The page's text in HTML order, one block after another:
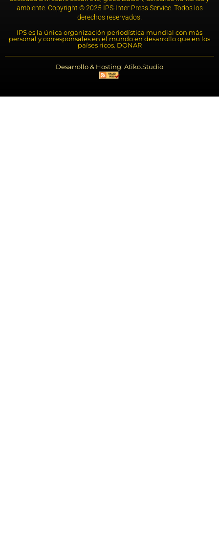
ambiente. Copyright © 2025 IPS-Inter Press Service. Todos los
derechos reservados.
IPS es la única organización periodística mundial con más
personal y corresponsales en el mundo en desarrollo que en los
países ricos. DONAR
Desarrollo & Hosting: Atiko.Studio